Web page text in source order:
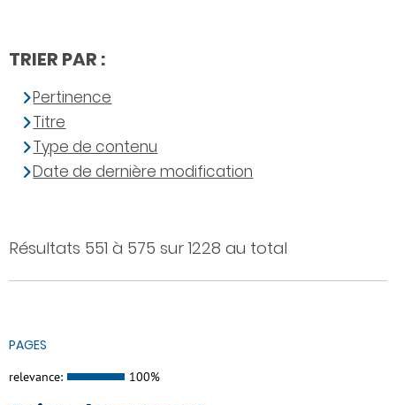
Résultats 551 à 575 sur 1228 au total
PAGES
relevance: 100%
TRIER PAR :
Pertinence
Titre
Type de contenu
Date de dernière modification